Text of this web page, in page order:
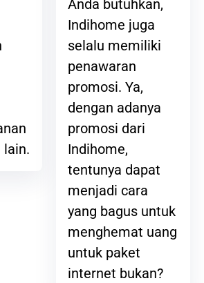
lain.
Anda butuhkan,
Indihome juga
selalu memiliki
penawaran
promosi. Ya,
dengan adanya
promosi dari
Indihome,
tentunya dapat
menjadi cara
yang bagus untuk
menghemat uang
untuk paket
internet bukan?